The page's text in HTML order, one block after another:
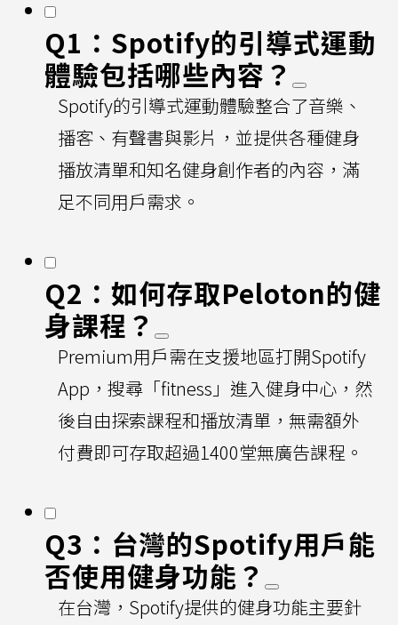
Q1：Spotify的引導式運動
體驗包括哪些內容？
Spotify的引導式運動體驗整合了音樂、
播客、有聲書與影片，並提供各種健身
播放清單和知名健身創作者的內容，滿
足不同用戶需求。
Q2：如何存取Peloton的健
身課程？
Premium用戶需在支援地區打開Spotify
App，搜尋「fitness」進入健身中心，然
後自由探索課程和播放清單，無需額外
付費即可存取超過1400堂無廣告課程。
Q3：台灣的Spotify用戶能
否使用健身功能？
在台灣，Spotify提供的健身功能主要針